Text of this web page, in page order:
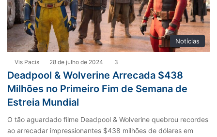
Notícias
Vis Pacis 28 de julho de 2024 3
Deadpool & Wolverine Arrecada $438
Milhões no Primeiro Fim de Semana de
Estreia Mundial
O tão aguardado filme Deadpool & Wolverine quebrou recordes
ao arrecadar impressionantes $438 milhões de dólares em